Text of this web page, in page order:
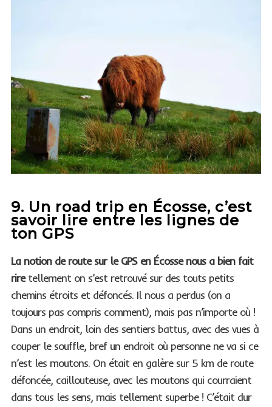
9. Un road trip en Écosse, c’est
savoir lire entre les lignes de
ton GPS
La notion de route sur le GPS en Écosse nous a bien fait
riretellement on s’est retrouvé sur des touts petits
chemins étroits et défoncés. Il nous a perdus (on a
toujours pas compris comment), mais pas n’importe où !
Dans un endroit, loin des sentiers battus, avec des vues à
couper le souffle, bref un endroit où personne ne va si ce
n’est les moutons. On était en galère sur 5 km de route
défoncée, caillouteuse, avec les moutons qui courraient
dans tous les sens, mais tellement superbe ! C’était dur